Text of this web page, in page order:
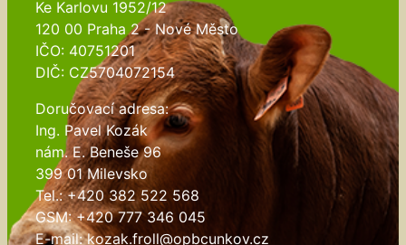
Ke Karlovu 1952/12
120 00 Praha 2 - Nové Město
IČO: 40751201
DIČ: CZ5704072154
Doručovací adresa:
Ing. Pavel Kozák
nám. E. Beneše 96
399 01 Milevsko
Tel.: +420 382 522 568
GSM: +420 777 346 045
E-mail: kozak.froll@opbcunkov.cz